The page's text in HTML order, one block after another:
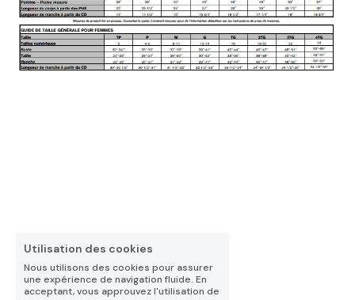
Utilisation des cookies
Nous utilisons des cookies pour assurer
une expérience de navigation fluide. En
acceptant, vous approuvez l'utilisation de